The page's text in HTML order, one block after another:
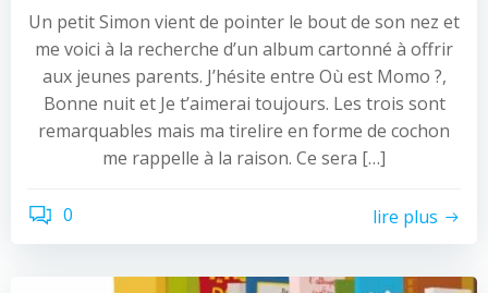
Un petit Simon vient de pointer le bout de son nez et
me voici à la recherche d’un album cartonné à offrir
aux jeunes parents. J’hésite entre Où est Momo ?,
Bonne nuit et Je t’aimerai toujours. Les trois sont
remarquables mais ma tirelire en forme de cochon
me rappelle à la raison. Ce sera […]
0 lire plus